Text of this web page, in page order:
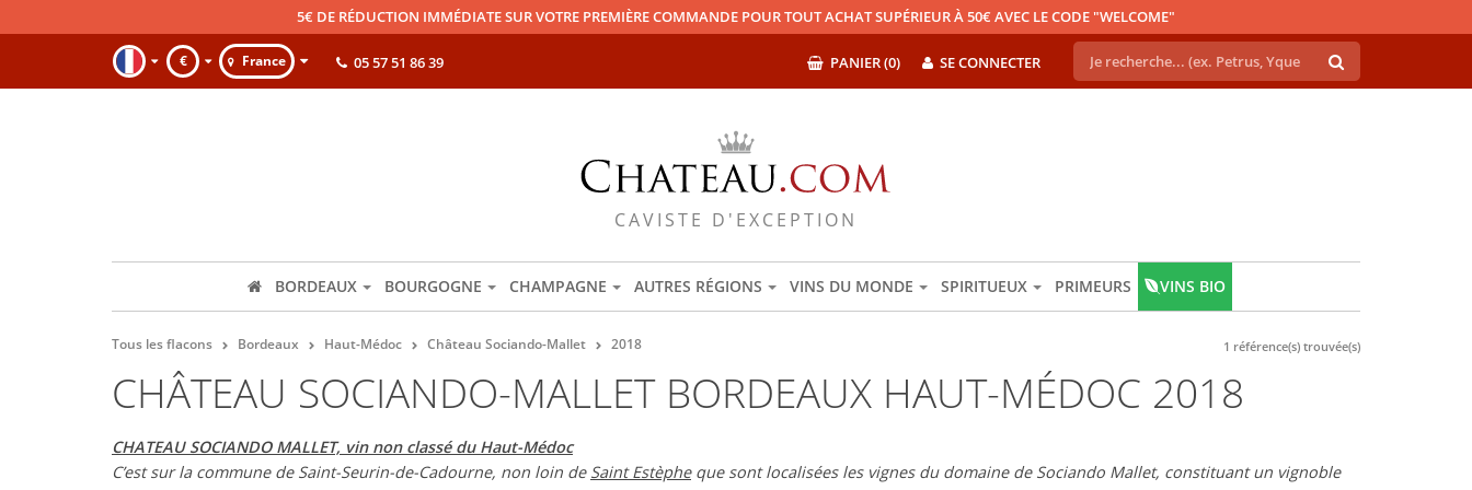
5€ DE RÉDUCTION IMMÉDIATE SUR VOTRE PREMIÈRE COMMANDE POUR TOUT ACHAT SUPÉRIEUR À 50€ AVEC LE CODE "WELCOME"
€ France SE CONNECTER
PANIER (0)
05 57 51 86 39
CAVISTE D'EXCEPTION
BORDEAUX BOURGOGNE CHAMPAGNE AUTRES RÉGIONS VINS DU MONDE SPIRITUEUX PRIMEURS VINS BIO
Tous les flacons Bordeaux Haut-Médoc Château Sociando-Mallet 2018 1 référence(s) trouvée(s)
CHÂTEAU SOCIANDO-MALLET BORDEAUX HAUT-MÉDOC 2018
CHATEAU SOCIANDO MALLET, vin non classé du Haut-Médoc
C’est sur la commune de Saint-Seurin-de-Cadourne, non loin de Saint Estèpheque sont localisées les vignes du domaine de Sociando Mallet, constituant un vignoble